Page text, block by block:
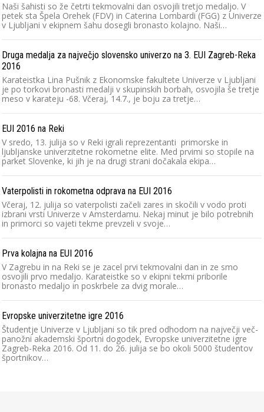
Naši šahisti so že četrti tekmovalni dan osvojili tretjo medaljo. V
petek sta Špela Orehek (FDV) in Caterina Lombardi (FGG) z Univerze
v Ljubljani v ekipnem šahu dosegli bronasto kolajno. Naši…
Druga medalja za največjo slovensko univerzo na 3. EUI Zagreb-Reka
2016
Karateistka Lina Pušnik z Ekonomske fakultete Univerze v Ljubljani
je po torkovi bronasti medalji v skupinskih borbah, osvojila še tretje
meso v karateju -68. Včeraj, 14.7., je boju za tretje…
EUI 2016 na Reki
V sredo, 13. julija so v Reki igrali reprezentanti primorske in
ljubljanske univerzitetne rokometne elite. Med prvimi so stopile na
parket Slovenke, ki jih je na drugi strani dočakala ekipa…
Vaterpolisti in rokometna odprava na EUI 2016
Včeraj, 12. julija so vaterpolisti začeli zares in skočili v vodo proti
izbrani vrsti Univerze v Amsterdamu. Nekaj minut je bilo potrebnih
in primorci so vajeti tekme prevzeli v svoje…
Prva kolajna na EUI 2016
V Zagrebu in na Reki se je zacel prvi tekmovalni dan in ze smo
osvojili prvo medaljo. Karateistke so v ekipni tekmi priborile
bronasto medaljo in poskrbele za dvig morale…
Evropske univerzitetne igre 2016
Študentje Univerze v Ljubljani so tik pred odhodom na največji več-
panožni akademski športni dogodek, Evropske univerzitetne igre
Zagreb-Reka 2016. Od 11. do 26. julija se bo okoli 5000 študentov
športnikov…